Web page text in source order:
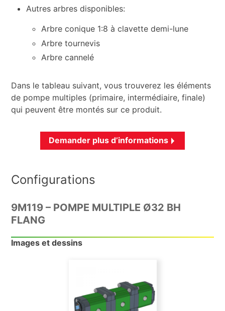
Autres arbres disponibles:
Arbre conique 1:8 à clavette demi-lune
Arbre tournevis
Arbre cannelé
Dans le tableau suivant, vous trouverez les éléments
de pompe multiples (primaire, intermédiaire, finale)
qui peuvent être montés sur ce produit.
Demander plus d’informations
Configurations
9M119 – POMPE MULTIPLE Ø32 BH
FLANG
Images et dessins